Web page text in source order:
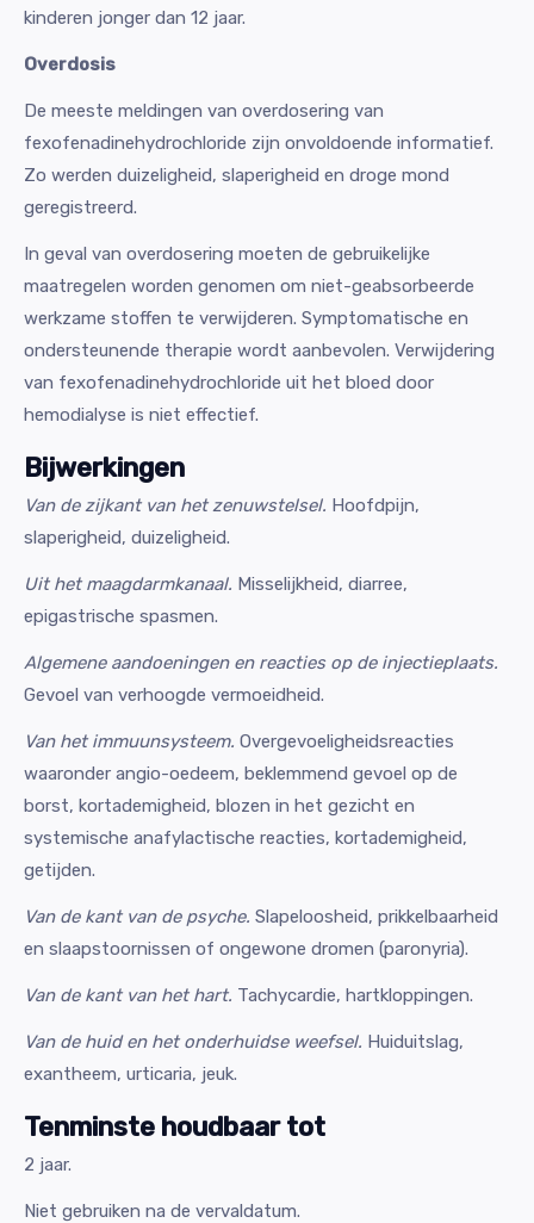
kinderen jonger dan 12 jaar.
Overdosis
De meeste meldingen van overdosering van
fexofenadinehydrochloride zijn onvoldoende informatief.
Zo werden duizeligheid, slaperigheid en droge mond
geregistreerd.
In geval van overdosering moeten de gebruikelijke
maatregelen worden genomen om niet-geabsorbeerde
werkzame stoffen te verwijderen. Symptomatische en
ondersteunende therapie wordt aanbevolen. Verwijdering
van fexofenadinehydrochloride uit het bloed door
hemodialyse is niet effectief.
Bijwerkingen
Van de zijkant van het zenuwstelsel. Hoofdpijn,
slaperigheid, duizeligheid.
Uit het maagdarmkanaal. Misselijkheid, diarree,
epigastrische spasmen.
Algemene aandoeningen en reacties op de injectieplaats.
Gevoel van verhoogde vermoeidheid.
Van het immuunsysteem. Overgevoeligheidsreacties
waaronder angio-oedeem, beklemmend gevoel op de
borst, kortademigheid, blozen in het gezicht en
systemische anafylactische reacties, kortademigheid,
getijden.
Van de kant van de psyche. Slapeloosheid, prikkelbaarheid
en slaapstoornissen of ongewone dromen (paronyria).
Van de kant van het hart. Tachycardie, hartkloppingen.
Van de huid en het onderhuidse weefsel. Huiduitslag,
exantheem, urticaria, jeuk.
Tenminste houdbaar tot
2 jaar.
Niet gebruiken na de vervaldatum.